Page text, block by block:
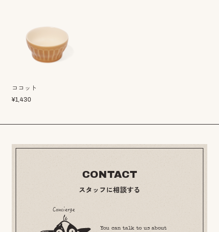
ココット
¥1,430
CONTACT
スタッフに相談する
You can talk to us about